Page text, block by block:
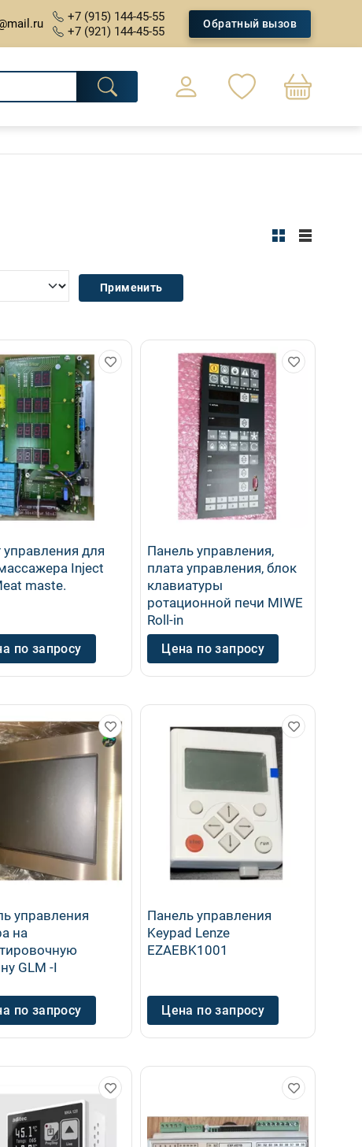
+7 (915) 144-45-55
+7 (921) 144-45-55
Обратный вызов
Оформление заказа
управления для
Inject
maste.
по запросу
Панель управления,
плата управления, блок
клавиатуры
ротационной печи MIWE
Roll-in
Цена по запросу
управления
на
GLM -I
по запросу
Панель управления
Keypad Lenze
EZAEBK1001
Цена по запросу